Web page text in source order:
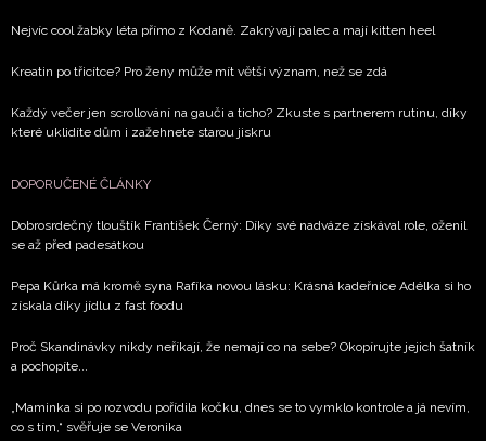
potvrzujete, že jste se seznámili seZásadami
ochrany soukromí- BurdaMedia Extra s.r.o. bude s
vyhodnocení akce a zasílání novinek.
informace od našich partnerů? Pokud souhlasíte se
soukromí BurdaMedia Extra s.r.o., zaškrtněte toto pole.
Nejvíc cool žabky léta přímo z Kodaně. Zakrývají palec a mají kitten heel
Kreatin po třicítce? Pro ženy může mít větší význam, než se zdá
Každý večer jen scrollování na gauči a ticho? Zkuste s partnerem rutinu, díky
které uklidíte dům i zažehnete starou jiskru
DOPORUČENÉ ČLÁNKY
Dobrosrdečný tlouštík František Černý: Díky své nadváze získával role, oženil
se až před padesátkou
Pepa Kůrka má kromě syna Rafíka novou lásku: Krásná kadeřnice Adélka si ho
získala díky jídlu z fast foodu
Proč Skandinávky nikdy neříkají, že nemají co na sebe? Okopírujte jejich šatník
a pochopíte...
„Maminka si po rozvodu pořídila kočku, dnes se to vymklo kontrole a já nevím,
co s tím,“ svěřuje se Veronika